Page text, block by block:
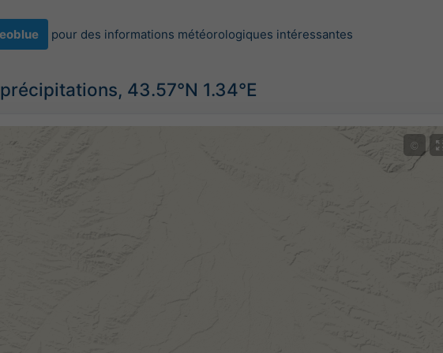
pour des informations météorologiques intéressantes
43.57°N 1.34°E
©